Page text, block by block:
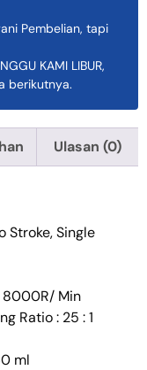
Pembelian, tapi
KAMI LIBUR,
berikutnya.
Ulasan (0)
Stroke, Single
8000R/ Min
Ratio : 25 : 1
ml